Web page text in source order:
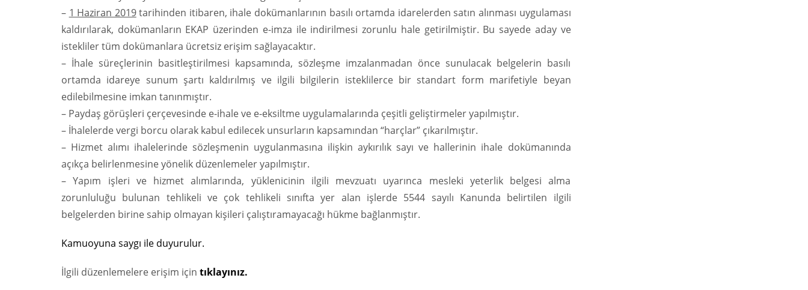
– 1 Haziran 2019tarihinden itibaren, ihale dokümanlarının basılı ortamda idarelerden satın alınması uygulaması
kaldırılarak, dokümanların EKAP üzerinden e-imza ile indirilmesi zorunlu hale getirilmiştir. Bu sayede aday ve
istekliler tüm dokümanlara ücretsiz erişim sağlayacaktır.
– İhale süreçlerinin basitleştirilmesi kapsamında, sözleşme imzalanmadan önce sunulacak belgelerin basılı
ortamda idareye sunum şartı kaldırılmış ve ilgili bilgilerin isteklilerce bir standart form marifetiyle beyan
edilebilmesine imkan tanınmıştır.
– Paydaş görüşleri çerçevesinde e-ihale ve e-eksiltme uygulamalarında çeşitli geliştirmeler yapılmıştır.
– İhalelerde vergi borcu olarak kabul edilecek unsurların kapsamından “harçlar” çıkarılmıştır.
– Hizmet alımı ihalelerinde sözleşmenin uygulanmasına ilişkin aykırılık sayı ve hallerinin ihale dokümanında
açıkça belirlenmesine yönelik düzenlemeler yapılmıştır.
– Yapım işleri ve hizmet alımlarında, yüklenicinin ilgili mevzuatı uyarınca mesleki yeterlik belgesi alma
zorunluluğu bulunan tehlikeli ve çok tehlikeli sınıfta yer alan işlerde 5544 sayılı Kanunda belirtilen ilgili
belgelerden birine sahip olmayan kişileri çalıştıramayacağı hükme bağlanmıştır.
Kamuoyuna saygı ile duyurulur.
İlgili düzenlemelere erişim için tıklayınız.